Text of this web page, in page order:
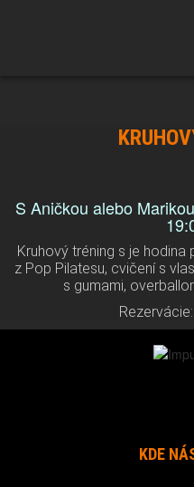
S Aničkou alebo
Kruhový tréning s je
z Pop Pilatesu, cvičení s
s gumami,
KDE